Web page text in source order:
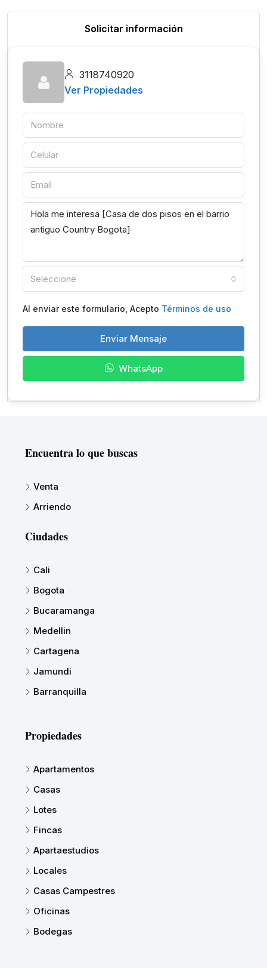
Solicitar información
3118740920
Ver Propiedades
Seleccione
Al enviar este formulario, Acepto Términos de uso
Enviar Mensaje
WhatsApp
Encuentra lo que buscas
Venta
Arriendo
Ciudades
Cali
Bogota
Bucaramanga
Medellin
Cartagena
Jamundi
Barranquilla
Propiedades
Apartamentos
Casas
Lotes
Fincas
Apartaestudios
Locales
Casas Campestres
Oficinas
Bodegas